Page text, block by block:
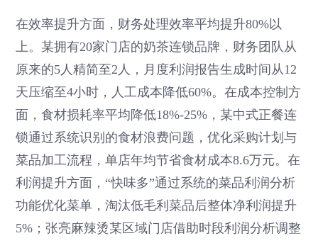
在效率提升方面，财务处理效率平均提升80%以
上。某拥有20家门店的奶茶连锁品牌，财务团队从
原来的5人精简至2人，月度利润报告生成时间从12
天压缩至4小时，人工成本降低60%。在成本控制方
面，食材损耗率平均降低18%-25%，某中式正餐连
锁通过系统识别的食材浪费问题，优化采购计划与
菜品加工流程，单店年均节省食材成本8.6万元。在
利润提升方面，“快味多”通过系统的菜品利润分析
功能优化菜单，淘汰低毛利菜品后整体净利润提升
5%；张亮麻辣烫某区域门店借助时段利润分析调整